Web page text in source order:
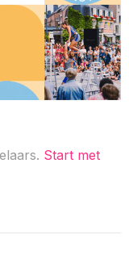
Start met